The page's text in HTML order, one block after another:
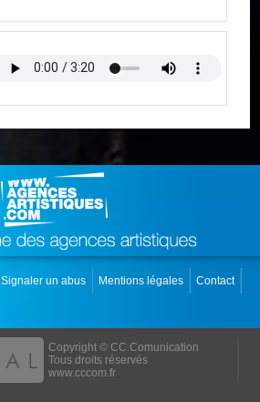
Signaler un abus Mentions légales
Contact
Copyright © CC.Comunication
Tous droits réservés
www.cccom.fr